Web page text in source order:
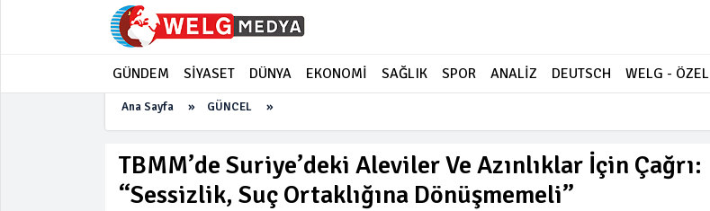
GÜNDEM SİYASET DÜNYA EKONOMİ SAĞLIK SPOR ANALİZ DEUTSCH WELG - ÖZEL
Ana Sayfa » GÜNCEL »
TBMM’de Suriye’deki Aleviler Ve Azınlıklar İçin Çağrı:
“Sessizlik, Suç Ortaklığına Dönüşmemeli”